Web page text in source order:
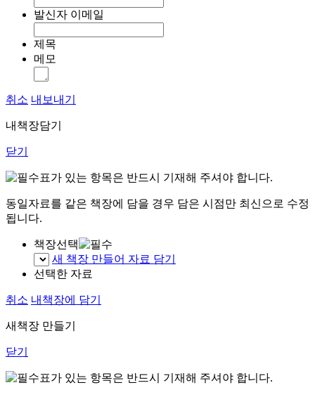
발신자 이메일
제목
메모
취소 내보내기
내책장담기
닫기
표가 있는 항목은 반드시 기재해 주셔야 합니다.
동일자료를 같은 책장에 담을 경우 담은 시점만 최신으로 수정
됩니다.
책장선택
새 책장 만들어 자료 담기
선택한 자료
취소 내책장에 담기
새책장 만들기
닫기
표가 있는 항목은 반드시 기재해 주셔야 합니다.